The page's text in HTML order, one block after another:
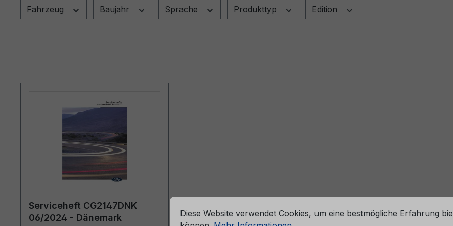
Fahrzeug Baujahr Sprache Produkttyp Edition
Serviceheft CG2147DNK
06/2024 - Dänemark
Cookie-Voreinstellungen
Mehr Informationen ...
Diese Website verwendet Cookies, um eine bestmögliche Erfahrung